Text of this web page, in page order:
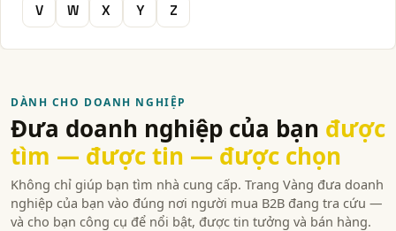
V
W X Y Z
DÀNH CHO DOANH NGHIỆP
Đưa doanh nghiệp của bạn được
tìm — được tin — được chọn
Không chỉ giúp bạn tìm nhà cung cấp. Trang Vàng đưa doanh
nghiệp của bạn vào đúng nơi người mua B2B đang tra cứu —
và cho bạn công cụ để nổi bật, được tin tưởng và bán hàng.